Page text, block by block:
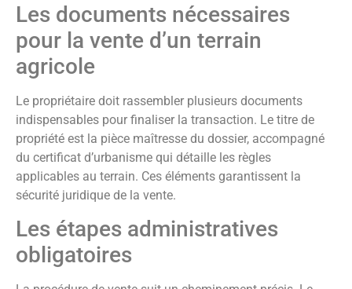
Les documents nécessaires
pour la vente d’un terrain
agricole
Le propriétaire doit rassembler plusieurs documents
indispensables pour finaliser la transaction. Le titre de
propriété est la pièce maîtresse du dossier, accompagné
du certificat d’urbanisme qui détaille les règles
applicables au terrain. Ces éléments garantissent la
sécurité juridique de la vente.
Les étapes administratives
obligatoires